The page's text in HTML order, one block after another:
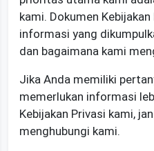
kami. Dokumen
informasi yang
dan bagaimana kami
Jika Anda memiliki
memerlukan informasi
Kebijakan Privasi kami,
menghubungi kami.